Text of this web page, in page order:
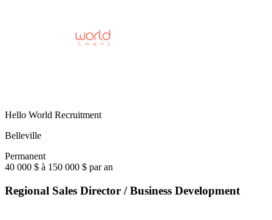
Hello World Recruitment
Belleville
Permanent
40 000 $ à 150 000 $ par an
Regional Sales Director / Business Development